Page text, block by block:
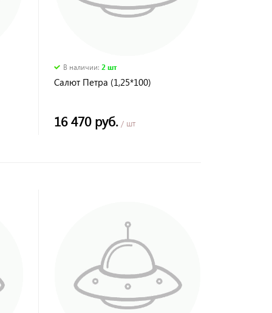
В наличии:2 шт
Салют Петра (1,25*100)
16 470 руб. / шт